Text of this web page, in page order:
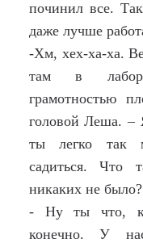
починил все.
даже лучше
-Хм, хех-ха-ха.
там в
грамотностью
головой Леша. –
ты легко так
садиться. Что
никаких не было?
- Ну ты что,
конечно. У